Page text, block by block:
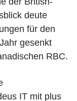
deute
für den
gesenkt
RBC.
IT mit plus